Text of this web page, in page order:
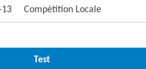
Compétition Locale
Test